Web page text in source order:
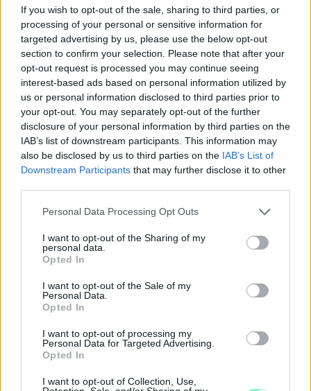
If you wish to opt-out of the sale, sharing to third parties, or
processing of your personal or sensitive information for
targeted advertising by us, please use the below opt-out
section to confirm your selection. Please note that after your
opt-out request is processed you may continue seeing
interest-based ads based on personal information utilized by
us or personal information disclosed to third parties prior to
your opt-out. You may separately opt-out of the further
disclosure of your personal information by third parties on the
IAB’s list of downstream participants. This information may
also be disclosed by us to third parties on the IAB’s List of
Downstream Participants that may further disclose it to other
Please note that this website/app uses one or more Google
not limited to your visit or usage behaviour. You may click to
grant or deny consent to Google and its third-party tags to
use your data for below specified purposes in below Google
consent section.
Personal Data Processing Opt Outs
I want to opt-out of the Sharing of my
personal data.
Opted In
I want to opt-out of the Sale of my
Personal Data.
Opted In
I want to opt-out of processing my
Personal Data for Targeted Advertising.
Opted In
I want to opt-out of Collection, Use,
PIKNIK ITALOK: ÍZEK ÉS ÉLMÉNYEK A SZABADBAN
Ahogy tavaszodik és a nap egyre tovább marad velünk, sokaknak